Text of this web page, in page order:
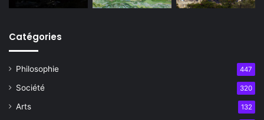
Catégories
Philosophie 447
Société 320
Arts 132